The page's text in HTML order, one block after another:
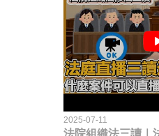
2025-07-11
法院組織法三讀｜